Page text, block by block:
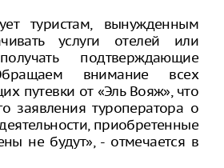
туристам, вынужденным
услуги отелей или
подтверждающие
внимание всех
путевки от «Эль Вояж», что
заявления туроператора о
приобретенные
не будут», - отмечается в